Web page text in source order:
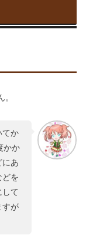
てか
かか
にあ
どを
て
すが